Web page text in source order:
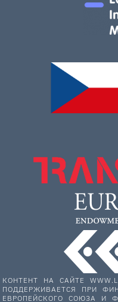
КОНТЕНТ НА САЙТЕ
ПОДДЕРЖИВАЕТСЯ ПРИ
ЕВРОПЕЙСКОГО СОЮЗА И